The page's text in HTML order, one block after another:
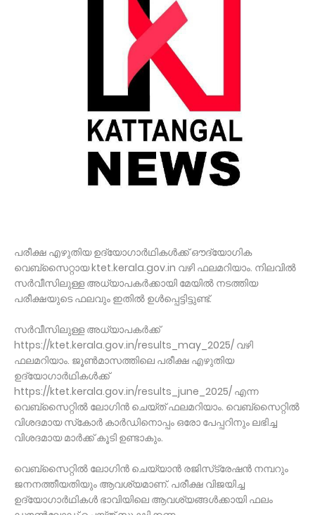
പരീക്ഷ എഴുതിയ ഉദ്യോഗാര്‍ഥികള്‍ക്ക് ഔദ്യോഗിക
വെബ്‌സൈറ്റായ ktet.kerala.gov.in വഴി ഫലമറിയാം. നിലവില്‍
സര്‍വീസിലുള്ള അധ്യാപകര്‍ക്കായി മേയില്‍ നടത്തിയ
പരീക്ഷയുടെ ഫലവും ഇതില്‍ ഉള്‍പ്പെട്ടിട്ടുണ്ട്.
സര്‍വീസിലുള്ള അധ്യാപകര്‍ക്ക്
https://ktet.kerala.gov.in/results_may_2025/ വഴി
ഫലമറിയാം. ജൂണ്‍മാസത്തിലെ പരീക്ഷ എഴുതിയ
ഉദ്യോഗാര്‍ഥികള്‍ക്ക്
https://ktet.kerala.gov.in/results_june_2025/ എന്ന
വെബ്‌സൈറ്റില്‍ ലോഗിന്‍ ചെയ്ത് ഫലമറിയാം. വെബ്‌സൈറ്റില്‍
വിശദമായ സ്‌കോര്‍ കാര്‍ഡിനൊപ്പം ഒരോ പേപ്പറിനും ലഭിച്ച
വിശദമായ മാര്‍ക്ക് കൂടി ഉണ്ടാകും.
വെബ്‌സൈറ്റില്‍ ലോഗിന്‍ ചെയ്യാന്‍ രജിസ്‌ട്രേഷന്‍ നമ്പറും
ജനനത്തീയതിയും ആവശ്യമാണ്. പരീക്ഷ വിജയിച്ച
ഉദ്യോഗാര്‍ഥികള്‍ ഭാവിയിലെ ആവശ്യങ്ങള്‍ക്കായി ഫലം